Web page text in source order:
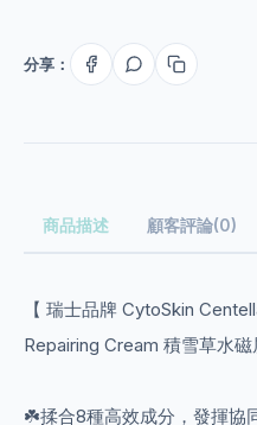
分享：
商品描述 顧客評論(0)
【 瑞士品牌 CytoSkin
Repairing Cream 積雪草水磁
☘️揉合8種高效成分，發揮協